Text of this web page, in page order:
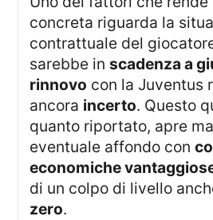
concreta riguarda la
contrattuale del
sarebbe inscadenza a
rinnovo con la Juventus
ancora incerto. Questo
quanto riportato, apre
eventuale affondo con
economiche
di un colpo di livello
zero.